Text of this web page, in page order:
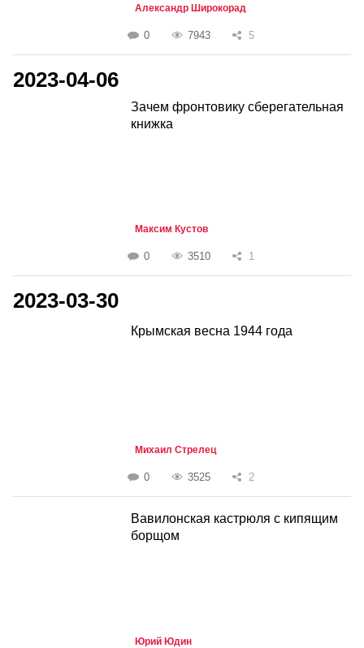
Александр Широкорад
0 7943 5
2023-04-06
Зачем фронтовику сберегательная
книжка
Максим Кустов
0 3510 1
2023-03-30
Крымская весна 1944 года
Михаил Стрелец
0 3525 2
Вавилонская кастрюля с кипящим
борщом
Юрий Юдин